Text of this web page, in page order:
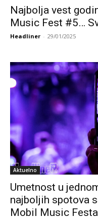
Najbolja vest
Music Fest #5…
Headliner - 29/01/2025
Aktuelno
Umetnost u
najboljih spotova
Mobil Music Festa